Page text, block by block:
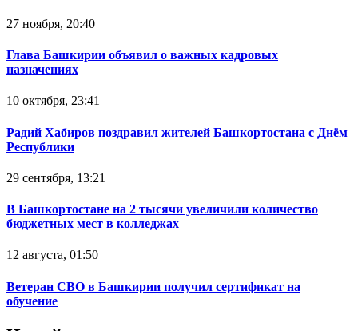
27 ноября, 20:40
Глава Башкирии объявил о важных кадровых
назначениях
10 октября, 23:41
Радий Хабиров поздравил жителей Башкортостана с Днём
Республики
29 сентября, 13:21
В Башкортостане на 2 тысячи увеличили количество
бюджетных мест в колледжах
12 августа, 01:50
Ветеран СВО в Башкирии получил сертификат на
обучение